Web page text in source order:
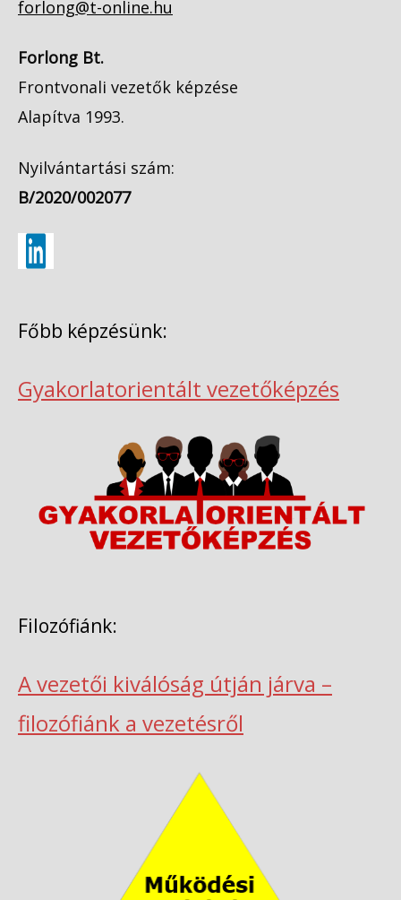
forlong@t-online.hu
Forlong Bt.
Frontvonali vezetők képzése
Alapítva 1993.
Nyilvántartási szám:
B/2020/002077
Főbb képzésünk:
Gyakorlatorientált vezetőképzés
Filozófiánk:
A vezetői kiválóság útján járva –
filozófiánk a vezetésről